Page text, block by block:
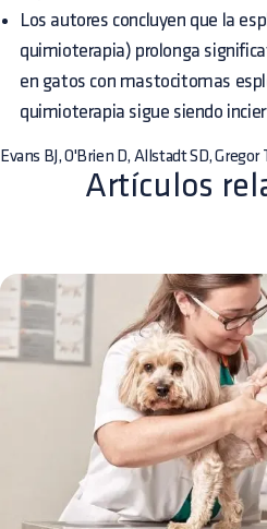
Los autores concluyen que la
quimioterapia) prolonga
en gatos con mastocitomas
quimioterapia sigue siendo
Evans BJ, O'Brien D, Allstadt SD,
Artículos